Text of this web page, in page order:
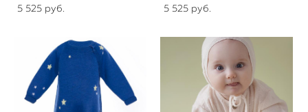
5 525 pуб.
5 525 pуб.